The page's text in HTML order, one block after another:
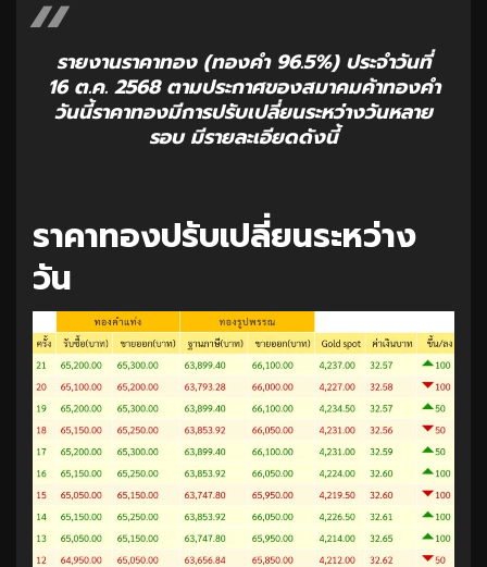
รายงานราคาทอง (ทองคำ 96.5%) ประจำวันที่
16 ต.ค. 2568 ตามประกาศของสมาคมค้าทองคำ
วันนี้ราคาทองมีการปรับเปลี่ยนระหว่างวันหลาย
รอบ มีรายละเอียดดังนี้
ราคาทองปรับเปลี่ยนระหว่าง
วัน